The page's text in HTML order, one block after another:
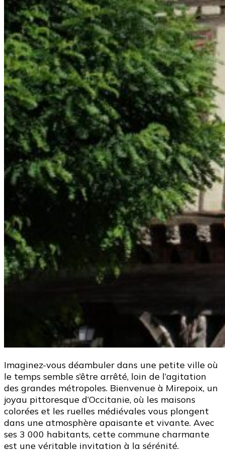
Imaginez-vous déambuler dans une petite ville où
le temps semble s’être arrêté, loin de l’agitation
des grandes métropoles. Bienvenue à Mirepoix, un
joyau pittoresque d’Occitanie, où les maisons
colorées et les ruelles médiévales vous plongent
dans une atmosphère apaisante et vivante. Avec
ses 3 000 habitants, cette commune charmante
est une véritable invitation à la sérénité.